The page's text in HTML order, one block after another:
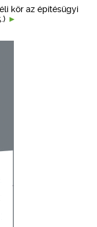
kör az építésügyi